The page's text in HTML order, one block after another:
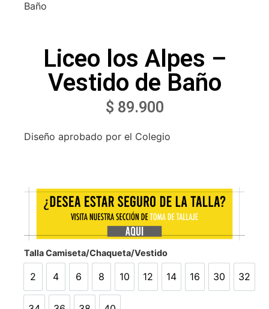
Baño
Liceo los Alpes –
Vestido de Baño
$ 89.900
Diseño aprobado por el Colegio
Talla Camiseta/Chaqueta/Vestido
2 4 6 8
8
10 12 14 16 30 32